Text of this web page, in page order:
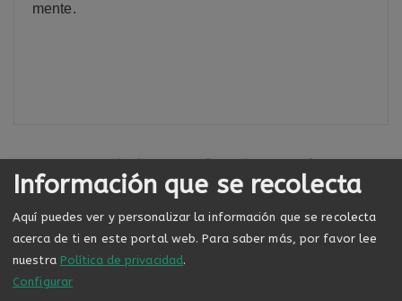
mente.
Servicios relacionados
Información que se recolecta
Aquí puedes ver y personalizar la información que se recolecta
acerca de ti en este portal web. Para saber más, por favor lee
nuestra Política de privacidad.
Configurar